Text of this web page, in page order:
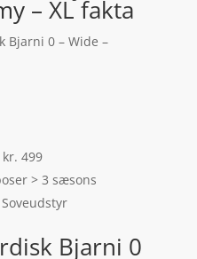
– XL fakta
Bjarni 0 – Wide –
499
> 3 sæsons
Bjarni 0